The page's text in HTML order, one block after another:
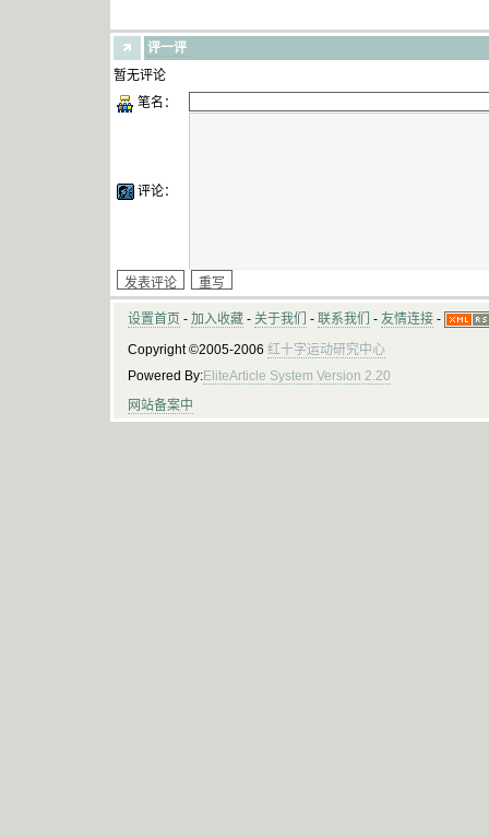
评一评
暂无评论
笔名：
评论：
设置首页 - 加入收藏 - 关于我们 - 联系我们 - 友情连接 -
Copyright ©2005-2006 红十字运动研究中心
Powered By:EliteArticle System Version 2.20
网站备案中